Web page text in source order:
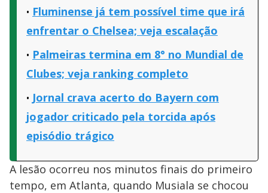
Fluminense já tem possível time que irá
enfrentar o Chelsea; veja escalação
Palmeiras termina em 8° no Mundial de
Clubes; veja ranking completo
Jornal crava acerto do Bayern com
jogador criticado pela torcida após
episódio trágico
A lesão ocorreu nos minutos finais do primeiro
tempo, em Atlanta, quando Musiala se chocou